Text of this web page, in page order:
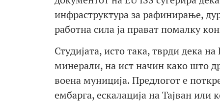
инфраструктура за рафинирање,
работна сила ја прават помалку
Студијата, исто така, тврди дека
минерали, на ист начин како што
воена муниција. Предлогот е
ембарга, ескалација на Тајван или